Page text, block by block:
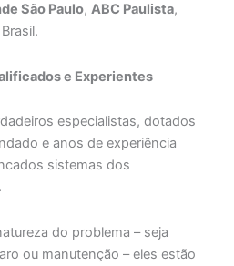
São Paulo,ABC Paulista,
e Experientes
especialistas, dotados
e anos de experiência
sistemas dos
.
do problema – seja
ou manutenção – eles estão